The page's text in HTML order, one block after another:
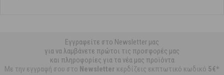
Εγγραφείτε στο Newsletter μας
για να λαμβάνετε πρώτοι τις προσφορές μας
και πληροφορίες για τα νέα μας προϊόντα
Με την εγγραφή σου στο Newsletter κερδίζεις εκπτωτικό κωδικό 5€*